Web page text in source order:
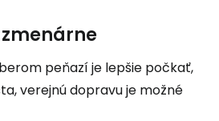
peňazí je lepšie počkať,
verejnú dopravu je možné